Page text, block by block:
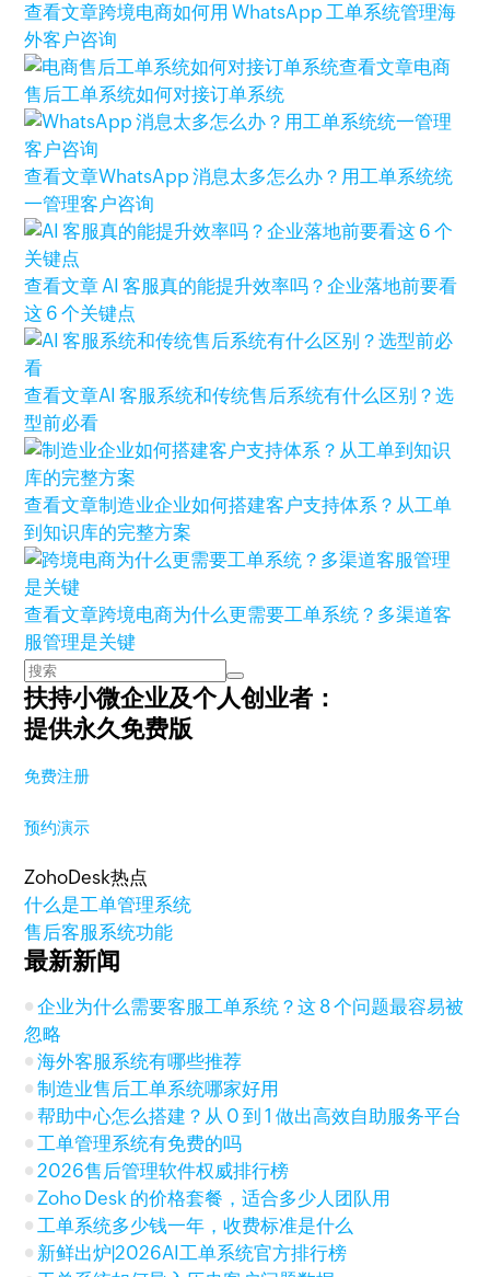
查看文章跨境电商如何用 WhatsApp 工单系统管理海
外客户咨询
查看文章电商
售后工单系统如何对接订单系统
查看文章WhatsApp 消息太多怎么办？用工单系统统
一管理客户咨询
查看文章AI 客服真的能提升效率吗？企业落地前要看
这 6 个关键点
查看文章AI 客服系统和传统售后系统有什么区别？选
型前必看
查看文章制造业企业如何搭建客户支持体系？从工单
到知识库的完整方案
查看文章跨境电商为什么更需要工单系统？多渠道客
服管理是关键
扶持小微企业及个人创业者：
提供永久免费版
免费注册
预约演示
ZohoDesk热点
什么是工单管理系统
售后客服系统功能
最新新闻
企业为什么需要客服工单系统？这 8 个问题最容易被
忽略
海外客服系统有哪些推荐
制造业售后工单系统哪家好用
帮助中心怎么搭建？从 0 到 1 做出高效自助服务平台
工单管理系统有免费的吗
2026售后管理软件权威排行榜
Zoho Desk 的价格套餐，适合多少人团队用
工单系统多少钱一年，收费标准是什么
新鲜出炉|2026AI工单系统官方排行榜